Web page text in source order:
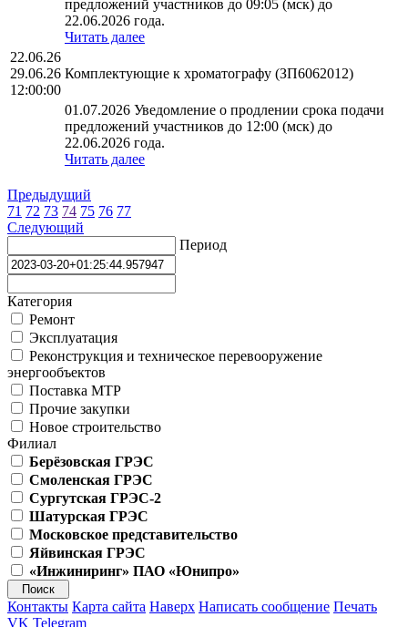
предложений участников до 09:05 (мск) до
22.06.2026 года.
Читать далее
22.06.26
29.06.26
12:00:00
Комплектующие к хроматографу (ЗП6062012)
01.07.2026 Уведомление о продлении срока подачи
предложений участников до 12:00 (мск) до
22.06.2026 года.
Читать далее
Предыдущий
71 72 73 74 75 76 77
Следующий
Период
Категория
Ремонт
Эксплуатация
Реконструкция и техническое перевооружение
энергообъектов
Поставка МТР
Прочие закупки
Новое строительство
Филиал
Берёзовская ГРЭС
Смоленская ГРЭС
Сургутская ГРЭС-2
Шатурская ГРЭС
Московское представительство
Яйвинская ГРЭС
«Инжиниринг» ПАО «Юнипро»
Контакты Карта сайта Наверх Написать сообщение Печать
VK Telegram